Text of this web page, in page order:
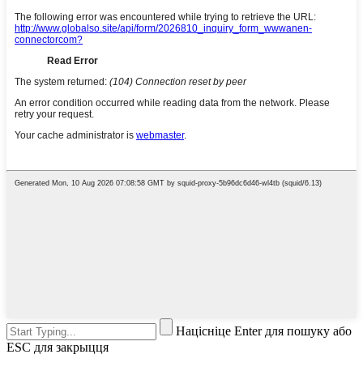
Націсніце Enter для пошуку або
ESC для закрыцця